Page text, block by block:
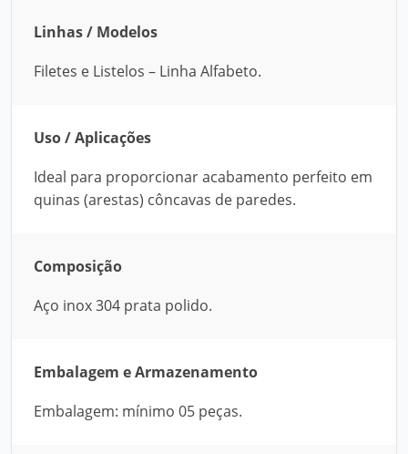
Linhas / Modelos
Filetes e Listelos – Linha Alfabeto.
Uso / Aplicações
Ideal para proporcionar acabamento perfeito em
quinas (arestas) côncavas de paredes.
Composição
Aço inox 304 prata polido.
Embalagem e Armazenamento
Embalagem: mínimo 05 peças.